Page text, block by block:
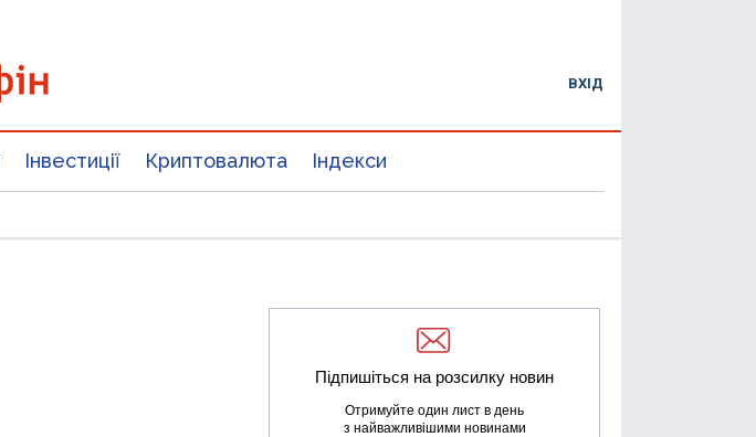
ВХІД
Інвестиції Криптовалюта Індекси
Підпишіться на розсилку новин
Отримуйте один лист в день
з найважливішими новинами